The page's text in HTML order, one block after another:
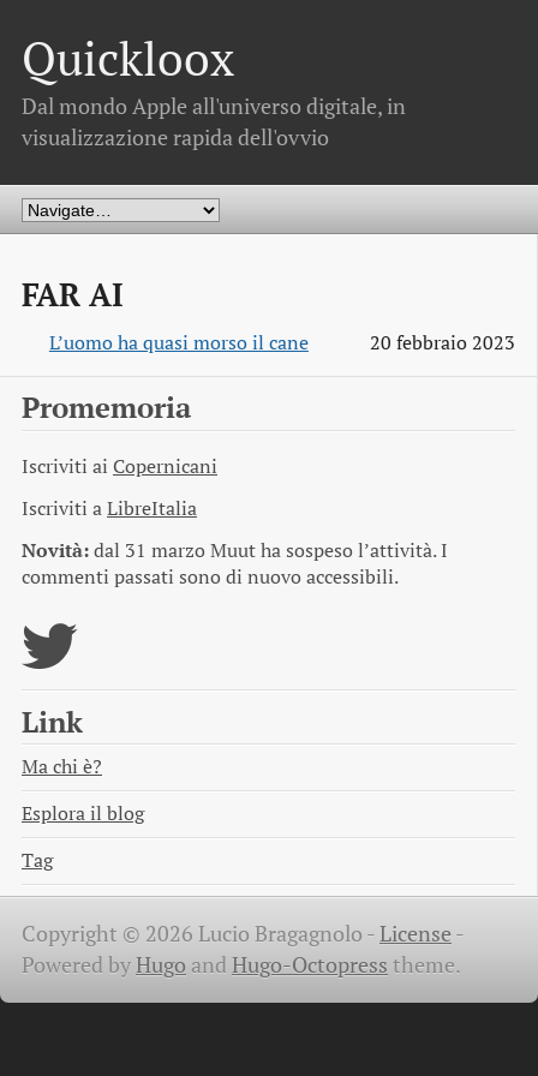
Quickloox
Dal mondo Apple all'universo digitale, in
visualizzazione rapida dell'ovvio
FAR AI
L’uomo ha quasi morso il cane 20 febbraio 2023
Promemoria
Iscriviti ai Copernicani
Iscriviti aLibreItalia
Novità:dal 31 marzo Muut ha sospeso l’attività. I
commenti passati sono di nuovo accessibili.
Link
Ma chi è?
Esplora il blog
Tag
Copyright © 2026 Lucio Bragagnolo -License -
Powered byHugo and Hugo-Octopress theme.